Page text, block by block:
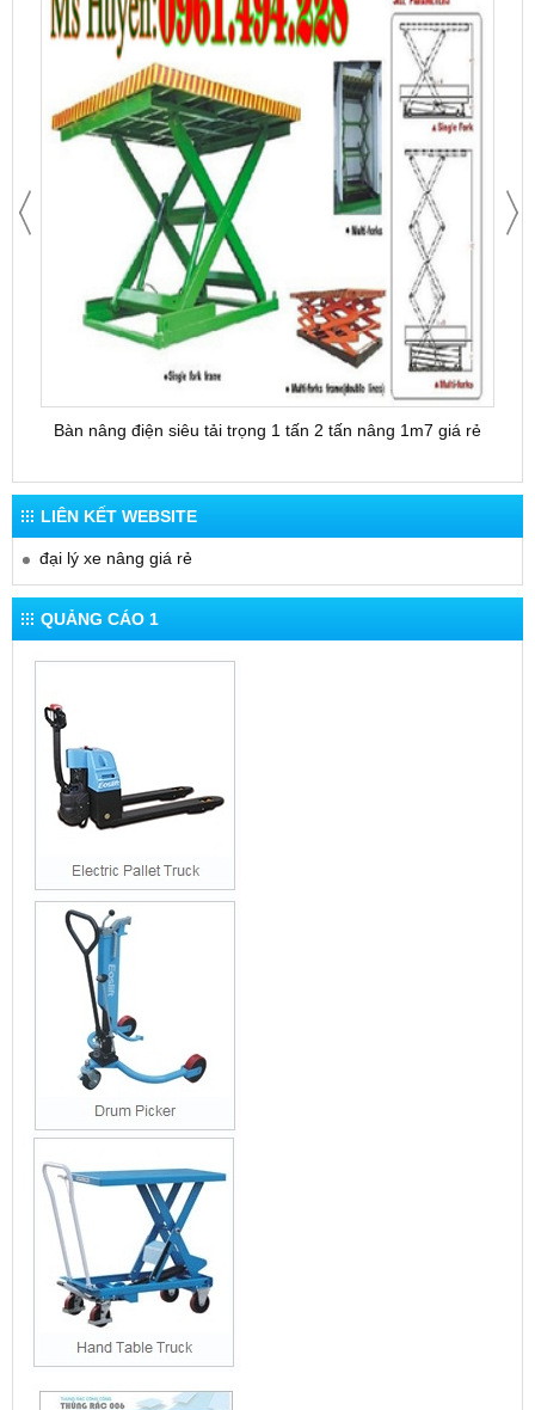
Bàn nâng điện siêu tải trọng 1 tấn 2 tấn nâng 1m7 giá rẻ
LIÊN KẾT WEBSITE
đại lý xe nâng giá rẻ
QUẢNG CÁO 1